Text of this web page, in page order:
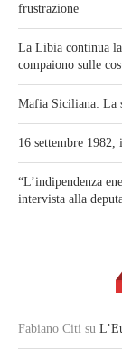
frustrazione
La Libia continua
compaiono sulle
Mafia Siciliana: La
16 settembre 1982,
“L’indipendenza
intervista alla
Fabiano Citi su